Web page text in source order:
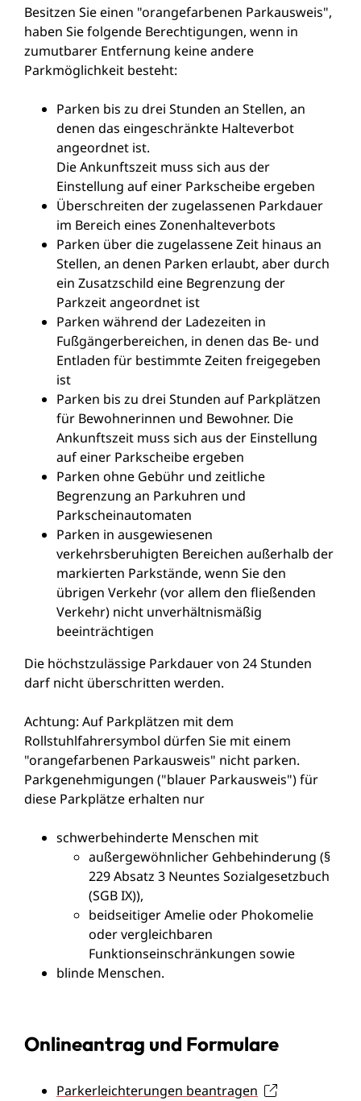
Besitzen Sie einen "orangefarbenen Parkausweis",
haben Sie folgende Berechtigungen, wenn in
zumutbarer Entfernung keine andere
Parkmöglichkeit besteht:
Parken bis zu drei Stunden an Stellen, an
denen das eingeschränkte Halteverbot
angeordnet ist.
Die Ankunftszeit muss sich aus der
Einstellung auf einer Parkscheibe ergeben
Überschreiten der zugelassenen Parkdauer
im Bereich eines Zonenhalteverbots
Parken über die zugelassene Zeit hinaus an
Stellen, an denen Parken erlaubt, aber durch
ein Zusatzschild eine Begrenzung der
Parkzeit angeordnet ist
Parken während der Ladezeiten in
Fußgängerbereichen, in denen das Be- und
Entladen für bestimmte Zeiten freigegeben
ist
Parken bis zu drei Stunden auf Parkplätzen
für Bewohnerinnen und Bewohner. Die
Ankunftszeit muss sich aus der Einstellung
auf einer Parkscheibe ergeben
Parken ohne Gebühr und zeitliche
Begrenzung an Parkuhren und
Parkscheinautomaten
Parken in ausgewiesenen
verkehrsberuhigten Bereichen außerhalb der
markierten Parkstände, wenn Sie den
übrigen Verkehr (vor allem den fließenden
Verkehr) nicht unverhältnismäßig
beeinträchtigen
Die höchstzulässige Parkdauer von 24 Stunden
darf nicht überschritten werden.
Achtung: Auf Parkplätzen mit dem
Rollstuhlfahrersymbol dürfen Sie mit einem
"orangefarbenen Parkausweis" nicht parken.
Parkgenehmigungen ("blauer Parkausweis") für
diese Parkplätze erhalten nur
schwerbehinderte Menschen mit
außergewöhnlicher Gehbehinderung (§
229 Absatz 3 Neuntes Sozialgesetzbuch
(SGB IX)),
beidseitiger Amelie oder Phokomelie
oder vergleichbaren
Funktionseinschränkungen sowie
blinde Menschen.
Onlineantrag und Formulare
Parkerleichterungen beantragen